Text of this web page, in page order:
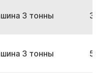
3 тонны
3 тонны